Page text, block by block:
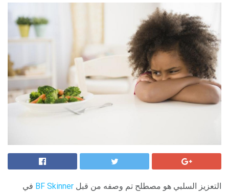
التعزيز السلبي هو مصطلح تم وصفه من قبل BF Skinner في